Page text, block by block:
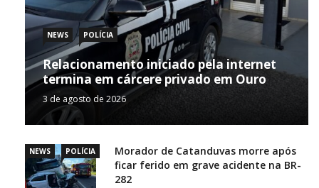
NEWS POLÍCIA
Relacionamento iniciado pela internet
termina em cárcere privado em Ouro
3 de agosto de 2026
NEWS POLÍCIA
Morador de Catanduvas morre após
ficar ferido em grave acidente na BR-
282